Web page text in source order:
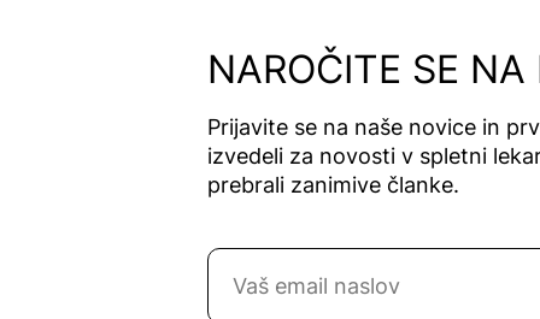
Alga Maris
Algea
Algena
Alhydran
Alkaloid
Allergika
Allergodil
NAROČITE SE NA
Prijavite se na naše novice in
izvedeli za novosti v spletni
prebrali zanimive članke.
Naročite se na novice